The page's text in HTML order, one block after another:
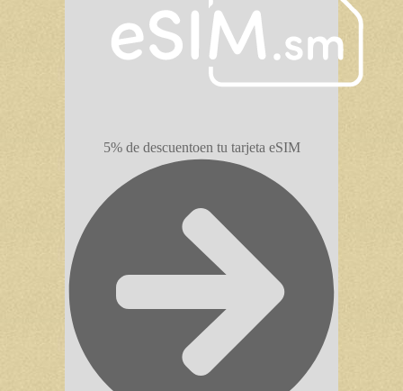
5% de descuentoen tu tarjeta eSIM